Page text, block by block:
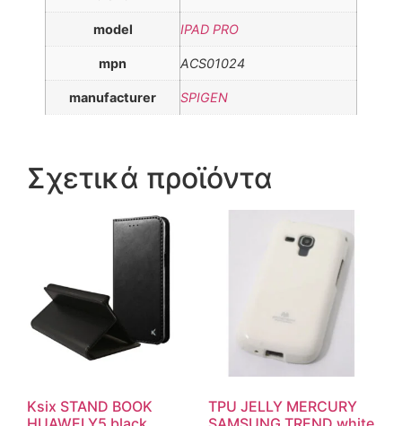
model IPAD PRO
mpn ACS01024
manufacturer SPIGEN
Σχετικά προϊόντα
Ksix STAND BOOK
TPU JELLY MERCURY